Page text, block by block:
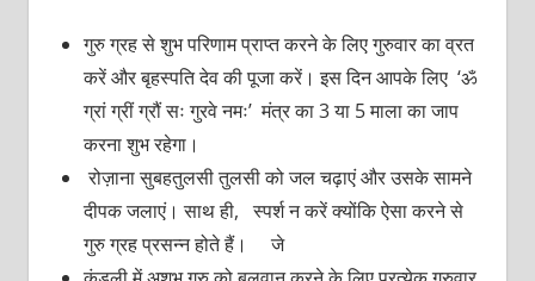
गुरु ग्रह से शुभ परिणाम प्राप्त करने के लिए गुरुवार का व्रत
करें और बृहस्पति देव की पूजा करें। इस दिन आपके लिए ‘ॐ
ग्रां ग्रीं ग्रौं सः गुरवे नमः’ मंत्र का 3 या 5 माला का जाप
करना शुभ रहेगा।
रोज़ाना सुबहतुलसी तुलसी को जल चढ़ाएं और उसके सामने
दीपक जलाएं। साथ ही, स्पर्श न करें क्योंकि ऐसा करने से
गुरु ग्रह प्रसन्न होते हैं। जे